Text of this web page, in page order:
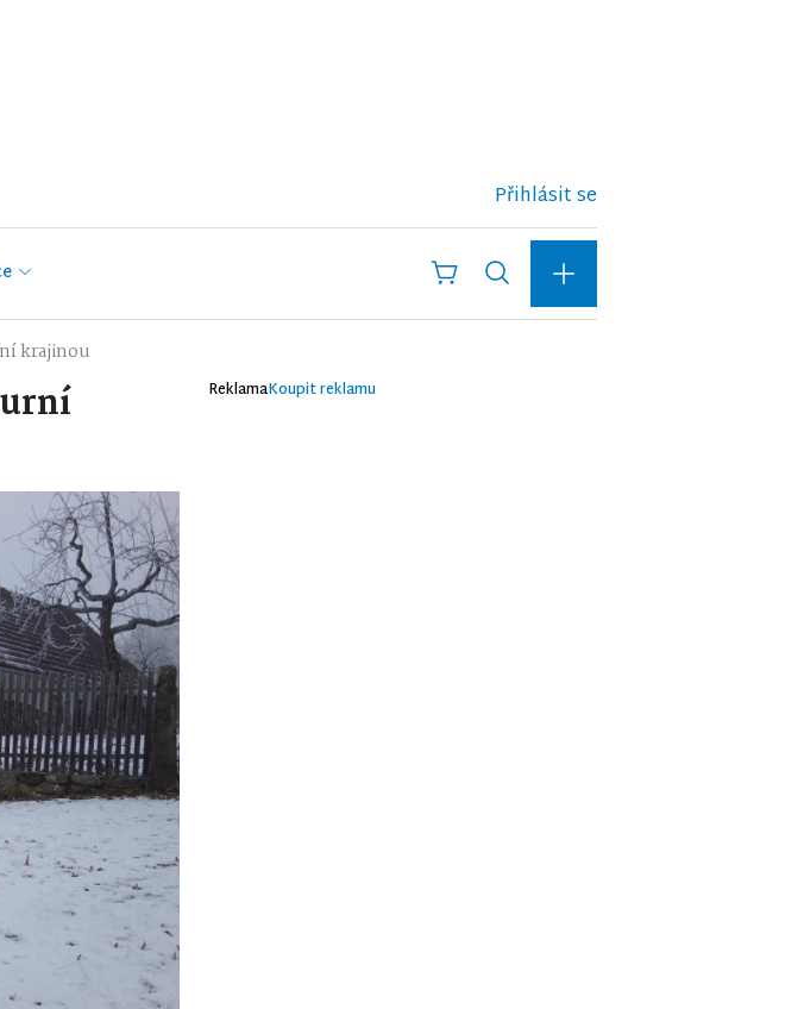
Přihlásit se
krajinou
ReklamaKoupit reklamu